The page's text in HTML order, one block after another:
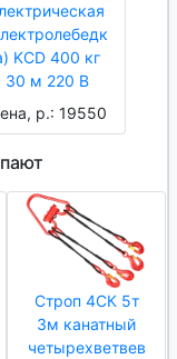
KCD 400 кг
30 м 220 В
р.: 19550
Строп 4СК 5т
3м канатный
четырехветвев